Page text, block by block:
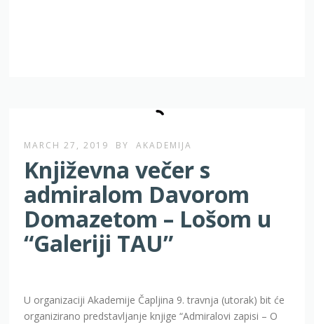
MARCH 27, 2019 BY AKADEMIJA
Književna večer s
admiralom Davorom
Domazetom – Lošom u
“Galeriji TAU”
U organizaciji Akademije Čapljina 9. travnja (utorak) bit će
organizirano predstavljanje knjige “Admiralovi zapisi – O